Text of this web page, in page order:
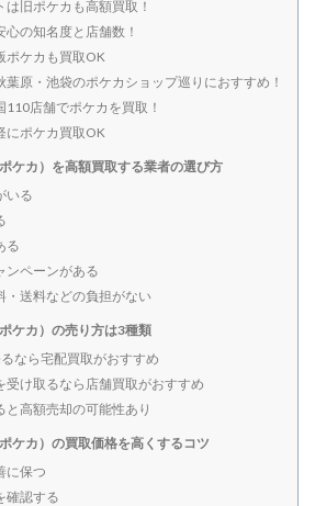
は旧ポケカも高額買取！
心の知名度と店舗数！
ポケカも買取OK
葉原・池袋のポケカショップ巡りにおすすめ！
110店舗でポケカを買取！
にポケカ買取OK
ケカ）を高額買取する業者の選び方
いる
る
ンペーンがある
・送料などの負担がない
ケカ）の売り方は3種類
なら宅配買取がおすすめ
受け取るなら店舗買取がおすすめ
と高額売却の可能性あり
ケカ）の買取価格を高くするコツ
に保つ
確認する